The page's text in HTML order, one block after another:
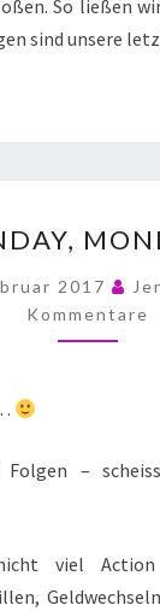
So ließen
sind unsere
2017
Kommentare
Folgen –
viel